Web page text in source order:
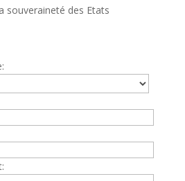
souveraineté des Etats